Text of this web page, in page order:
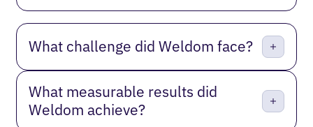
What challenge did Weldom face?
What measurable results did
Weldom achieve?